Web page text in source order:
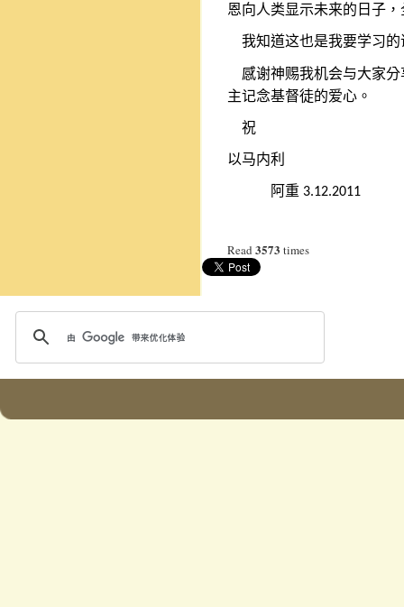
恩向人类显示未来的日子
我知道这也是我要学习
感谢神赐我机会与大家
主记念基督徒的爱心。
祝
以马内利
阿重 3.12.2011
Read 3573 times